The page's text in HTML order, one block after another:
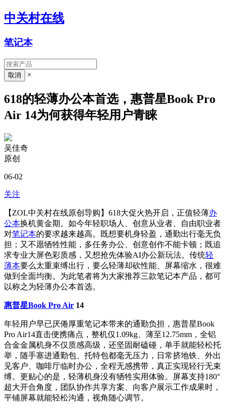
中关村在线
笔记本
×
618的轻薄办公本首选，惠普星Book Pro
Air 14为何获得年轻用户青睐
吴佳奇
原创
06-02
关注
【ZOL中关村在线原创导购】618大促火热开启，正值轻薄办
公本换机黄金期。如今年轻职场人、创意从业者、自由职业者
对笔记本的要求越来越高。既想要机身轻盈，通勤出行毫无负
担；又不愿牺牲性能，多任务办公、创意创作不能卡顿；既追
求专业大屏色彩质感，又想抢先体验AI办公新玩法。传统轻
薄本要么太重束缚出行，要么轻薄却砍性能、屏幕缩水，很难
做到全面均衡。为此笔者将为大家推荐三款笔记本产品，都可
以称之为轻薄办公本首选。
惠普星Book Pro Air 14
年轻用户早已厌倦厚重笔记本带来的通勤负担，惠普星Book
Pro Air14直击便携痛点，整机仅1.09kg、薄至12.75mm，全铝
合金金属机身不仅质感高级，还坚固耐磕碰，单手就能轻松托
举，随手塞进通勤包、托特包都毫无压力，日常挤地铁、外出
见客户、咖啡厅临时办公，全程无感携带，真正实现轻行无束
缚。更贴心的是，轻薄机身没有牺牲实用体验。屏幕支持180°
超大开合角度，团队协作共享方案、向客户展示工作成果时，
平铺屏幕就能轻松沟通，视角随心调节。